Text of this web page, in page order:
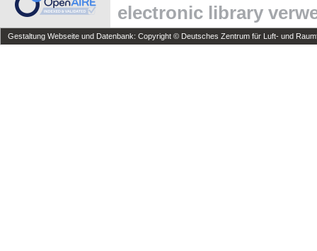
electronic library
Gestaltung Webseite und Datenbank: Copyright © Deutsches Zentrum für Luft- und